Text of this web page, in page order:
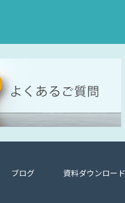
ブログ 資料ダウンロード